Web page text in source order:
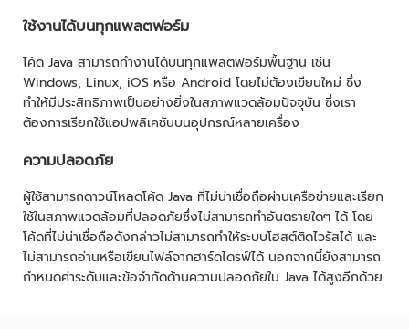
ใช้งานได้บนทุกแพลตฟอร์ม
โค้ด Java สามารถทำงานได้บนทุกแพลตฟอร์มพื้นฐาน เช่น
Windows, Linux, iOS หรือ Android โดยไม่ต้องเขียนใหม่ ซึ่ง
ทำให้มีประสิทธิภาพเป็นอย่างยิ่งในสภาพแวดล้อมปัจจุบัน ซึ่งเรา
ต้องการเรียกใช้แอปพลิเคชันบนอุปกรณ์หลายเครื่อง
ความปลอดภัย
ผู้ใช้สามารถดาวน์โหลดโค้ด Java ที่ไม่น่าเชื่อถือผ่านเครือข่ายและเรียก
ใช้ในสภาพแวดล้อมที่ปลอดภัยซึ่งไม่สามารถทำอันตรายใดๆ ได้ โดย
โค้ดที่ไม่น่าเชื่อถือดังกล่าวไม่สามารถทำให้ระบบโฮสต์ติดไวรัสได้ และ
ไม่สามารถอ่านหรือเขียนไฟล์จากฮาร์ดไดรฟ์ได้ นอกจากนี้ยังสามารถ
กำหนดค่าระดับและข้อจำกัดด้านความปลอดภัยใน Java ได้สูงอีกด้วย